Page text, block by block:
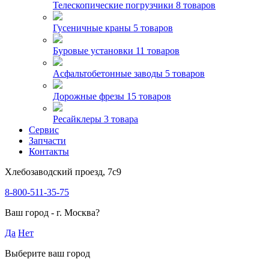
Телескопические погрузчики 8 товаров
Гусеничные краны 5 товаров
Буровые установки 11 товаров
Асфальтобетонные заводы 5 товаров
Дорожные фрезы 15 товаров
Ресайклеры 3 товара
Сервис
Запчасти
Контакты
Хлебозаводский проезд, 7с9
8-800-511-35-75
Ваш город - г. Москва?
Да Нет
Выберите ваш город